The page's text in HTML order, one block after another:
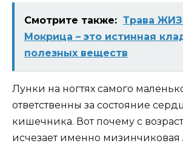
Смотрите также: Трава
Мокрица – это истинная
полезных веществ
Лунки на ногтях самого
ответственны за состояние
кишечника. Вот почему с
исчезает именно мизинчиковая